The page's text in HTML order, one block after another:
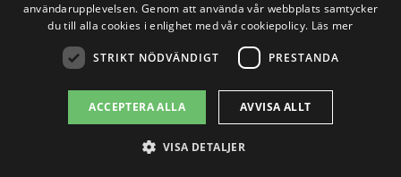
tidigare kunder. Detta gör det lättare för
dig att fatta ett beslut och hitta en
som du kan lita på. Tveka inte att ta
kontakt och ställa frågor om arbetet och
användarupplevelsen. Genom att använda vår webbplats samtycker
du till alla cookies i enlighet med vår cookiepolicy. Läs mer
STRIKT NÖDVÄNDIGT PRESTANDA
ACCEPTERA ALLA AVVISA ALLT
VISA DETALJER